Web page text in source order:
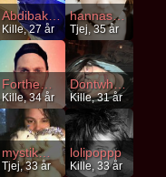
Abdibakkwalla
Kille, 27 år
hannasajag
Tjej, 35 år
FortheDreams
Kille, 34 år
Dontwhatme
Kille, 31 år
mystikman
Tjej, 33 år
lolipoppp
Kille, 33 år